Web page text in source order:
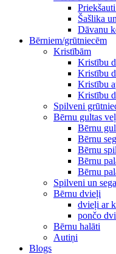
Šašlika
Dāvanu
Bērniem/grūtniecēm
Kristībām
Kristību
Kristību
Kristību
Kristību
Spilveni
Bērnu gultas
Bērnu
Bērnu
Bērnu
Bērnu
Bērnu
Spilveni un
Bērnu dvieļi
dvieļi ar
pončo
Bērnu halāti
Autiņi
Blogs